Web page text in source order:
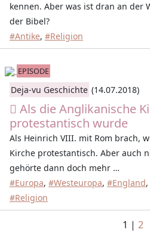
kennen. Aber was ist dran an der
der Bibel?
#Antike, #Religion
EPISODE
Deja-vu Geschichte (14.07.2018)
Als die Anglikanische
protestantisch wurde
Als Heinrich VIII. mit Rom brach,
Kirche protestantisch. Aber auch
gehörte dann doch mehr …
#Europa, #Westeuropa, #England,
#Religion
1 | 2